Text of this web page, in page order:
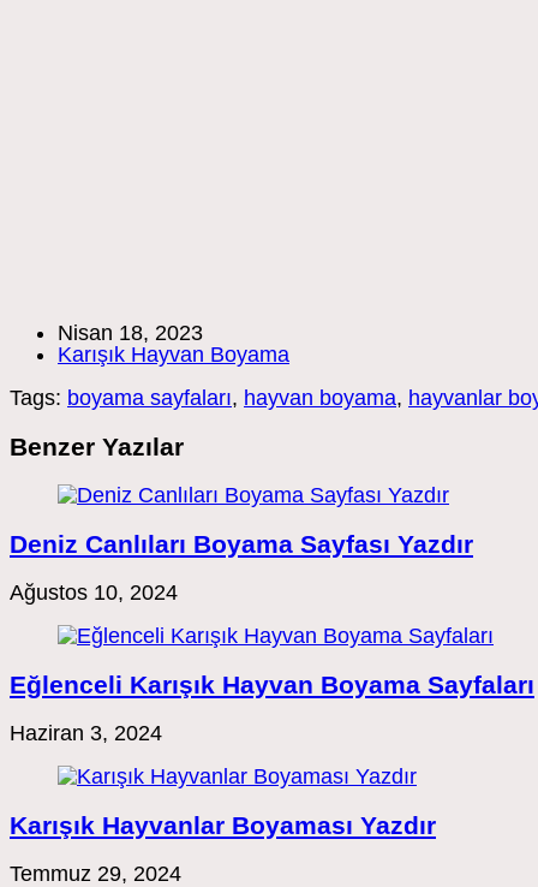
Post
published:
Nisan 18, 2023
Post
category:
Karışık Hayvan Boyama
Tags: boyama sayfaları, hayvan boyama, hayvanlar
Benzer Yazılar
Deniz Canlıları Boyama Sayfası Yazdır
Ağustos 10, 2024
Eğlenceli Karışık Hayvan Boyama Sayfaları
Haziran 3, 2024
Karışık Hayvanlar Boyaması Yazdır
Temmuz 29, 2024